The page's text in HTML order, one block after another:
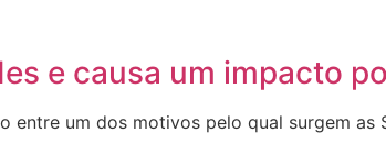
e causa um impacto
entre um dos motivos pelo qual surgem as